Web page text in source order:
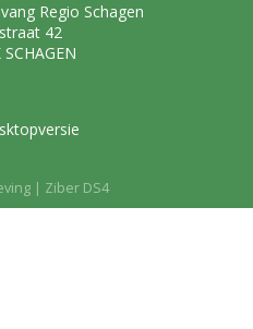
Regio Schagen
42
SCHAGEN
| Ziber DS4